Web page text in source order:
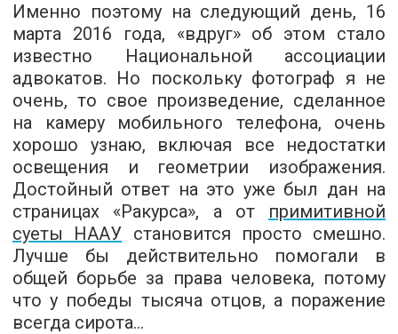
Именно поэтому на следующий день, 16
марта 2016 года, «вдруг» об этом стало
известно Национальной ассоциации
адвокатов. Но поскольку фотограф я не
очень, то свое произведение, сделанное
на камеру мобильного телефона, очень
хорошо узнаю, включая все недостатки
освещения и геометрии изображения.
Достойный ответ на это уже был дан на
страницах «Ракурса», а от примитивной
суеты НААУ становится просто смешно.
Лучше бы действительно помогали в
общей борьбе за права человека, потому
что у победы тысяча отцов, а поражение
всегда сирота...